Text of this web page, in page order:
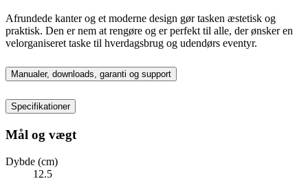
Afrundede kanter og et moderne design gør tasken æstetisk og
praktisk. Den er nem at rengøre og er perfekt til alle, der ønsker en
velorganiseret taske til hverdagsbrug og udendørs eventyr.
Manualer, downloads, garanti og support
Specifikationer
Mål og vægt
Dybde (cm)
12.5